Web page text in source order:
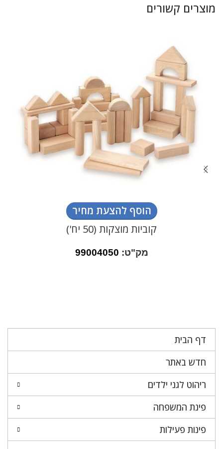
דף הבית
חדש באתר
ריהוט לגני ילדים
פינת המשפחה
פינות פעילות
מוצרים קשורים
הוסף להצעת מחיר
קוביות מוצקות (50 יח')
מק"ט: 99004050